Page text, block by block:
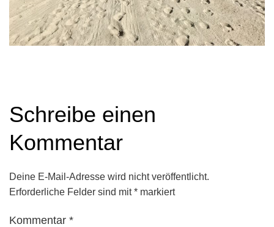
Schreibe einen
Kommentar
Deine E-Mail-Adresse wird nicht veröffentlicht.
Erforderliche Felder sind mit* markiert
Kommentar *